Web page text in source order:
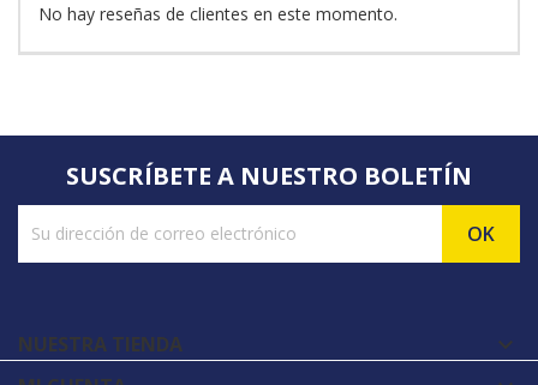
No hay reseñas de clientes en este momento.
SUSCRÍBETE A NUESTRO BOLETÍN
NUESTRA TIENDA 